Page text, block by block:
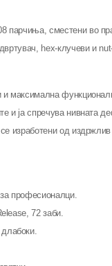
парчиња, сместени во
hex-клучеви и
максимална
и ја спречува нивната
изработени од
професионалци.
72 заби.